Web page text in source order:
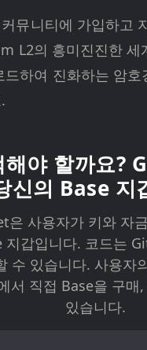
뮤니티에 가입하고
L2의 흥미진진한 세
드하여 진화하는 암호
해야 할까요?
신의 Base 지
은 사용자가 키와 자
지갑입니다. 코드는
수 있습니다. 사용자
서 직접 Base을 구매
있습니다.